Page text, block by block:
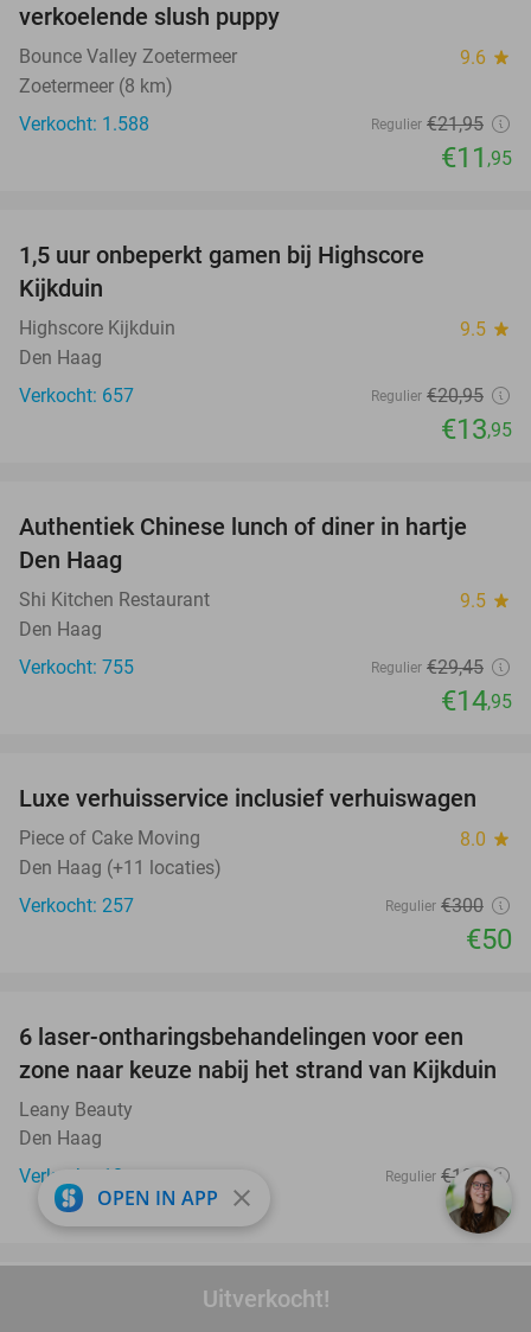
Uitverkocht!
verkoelende slush puppy
Bounce Valley Zoetermeer 9.6 star
Zoetermeer (8 km)
Verkocht: 1.588
Regulier €21,95
€11 ,95
1,5 uur onbeperkt gamen bij Highscore
Kijkduin
Highscore Kijkduin 9.5 star
Den Haag
Verkocht: 657
Regulier €20,95
€13,95
49%
Authentiek Chinese lunch of diner in hartje
Den Haag
Shi Kitchen Restaurant 9.5 star
Den Haag
Verkocht: 755
Regulier €29,45
€14,95
83%
Luxe verhuisservice inclusief verhuiswagen
Piece of Cake Moving 8.0 star
Den Haag (+11 locaties)
Verkocht: 257
Regulier €300
€50
68%
6 laser-ontharingsbehandelingen voor een
zone naar keuze nabij het strand van Kijkduin
Leany Beauty
Den Haag
Verkocht: 10
Regulier €120
€39
Overnachting voor 2 in een deluxe kamer in
OPEN IN APP close